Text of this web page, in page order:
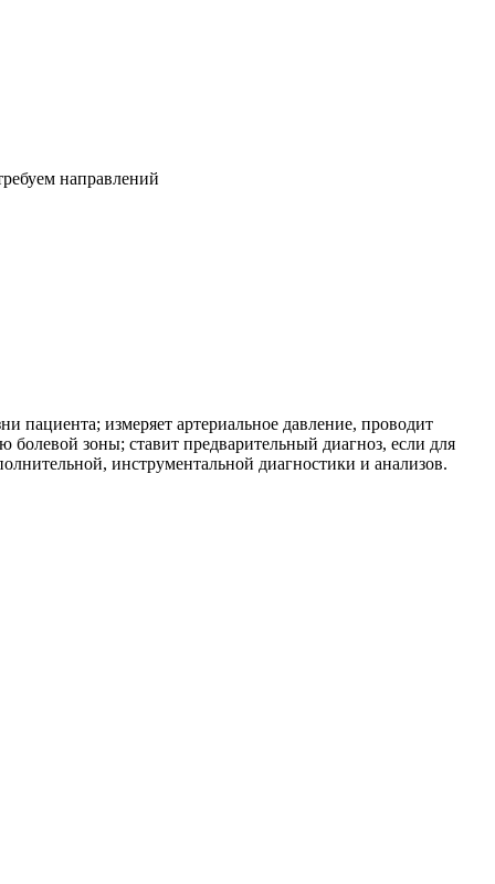
направлений
пациента; измеряет артериальное давление, проводит
зоны; ставит предварительный диагноз, если для
инструментальной диагностики и анализов.